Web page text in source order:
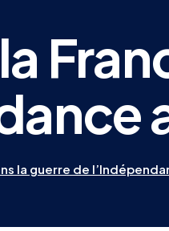
la guerre de